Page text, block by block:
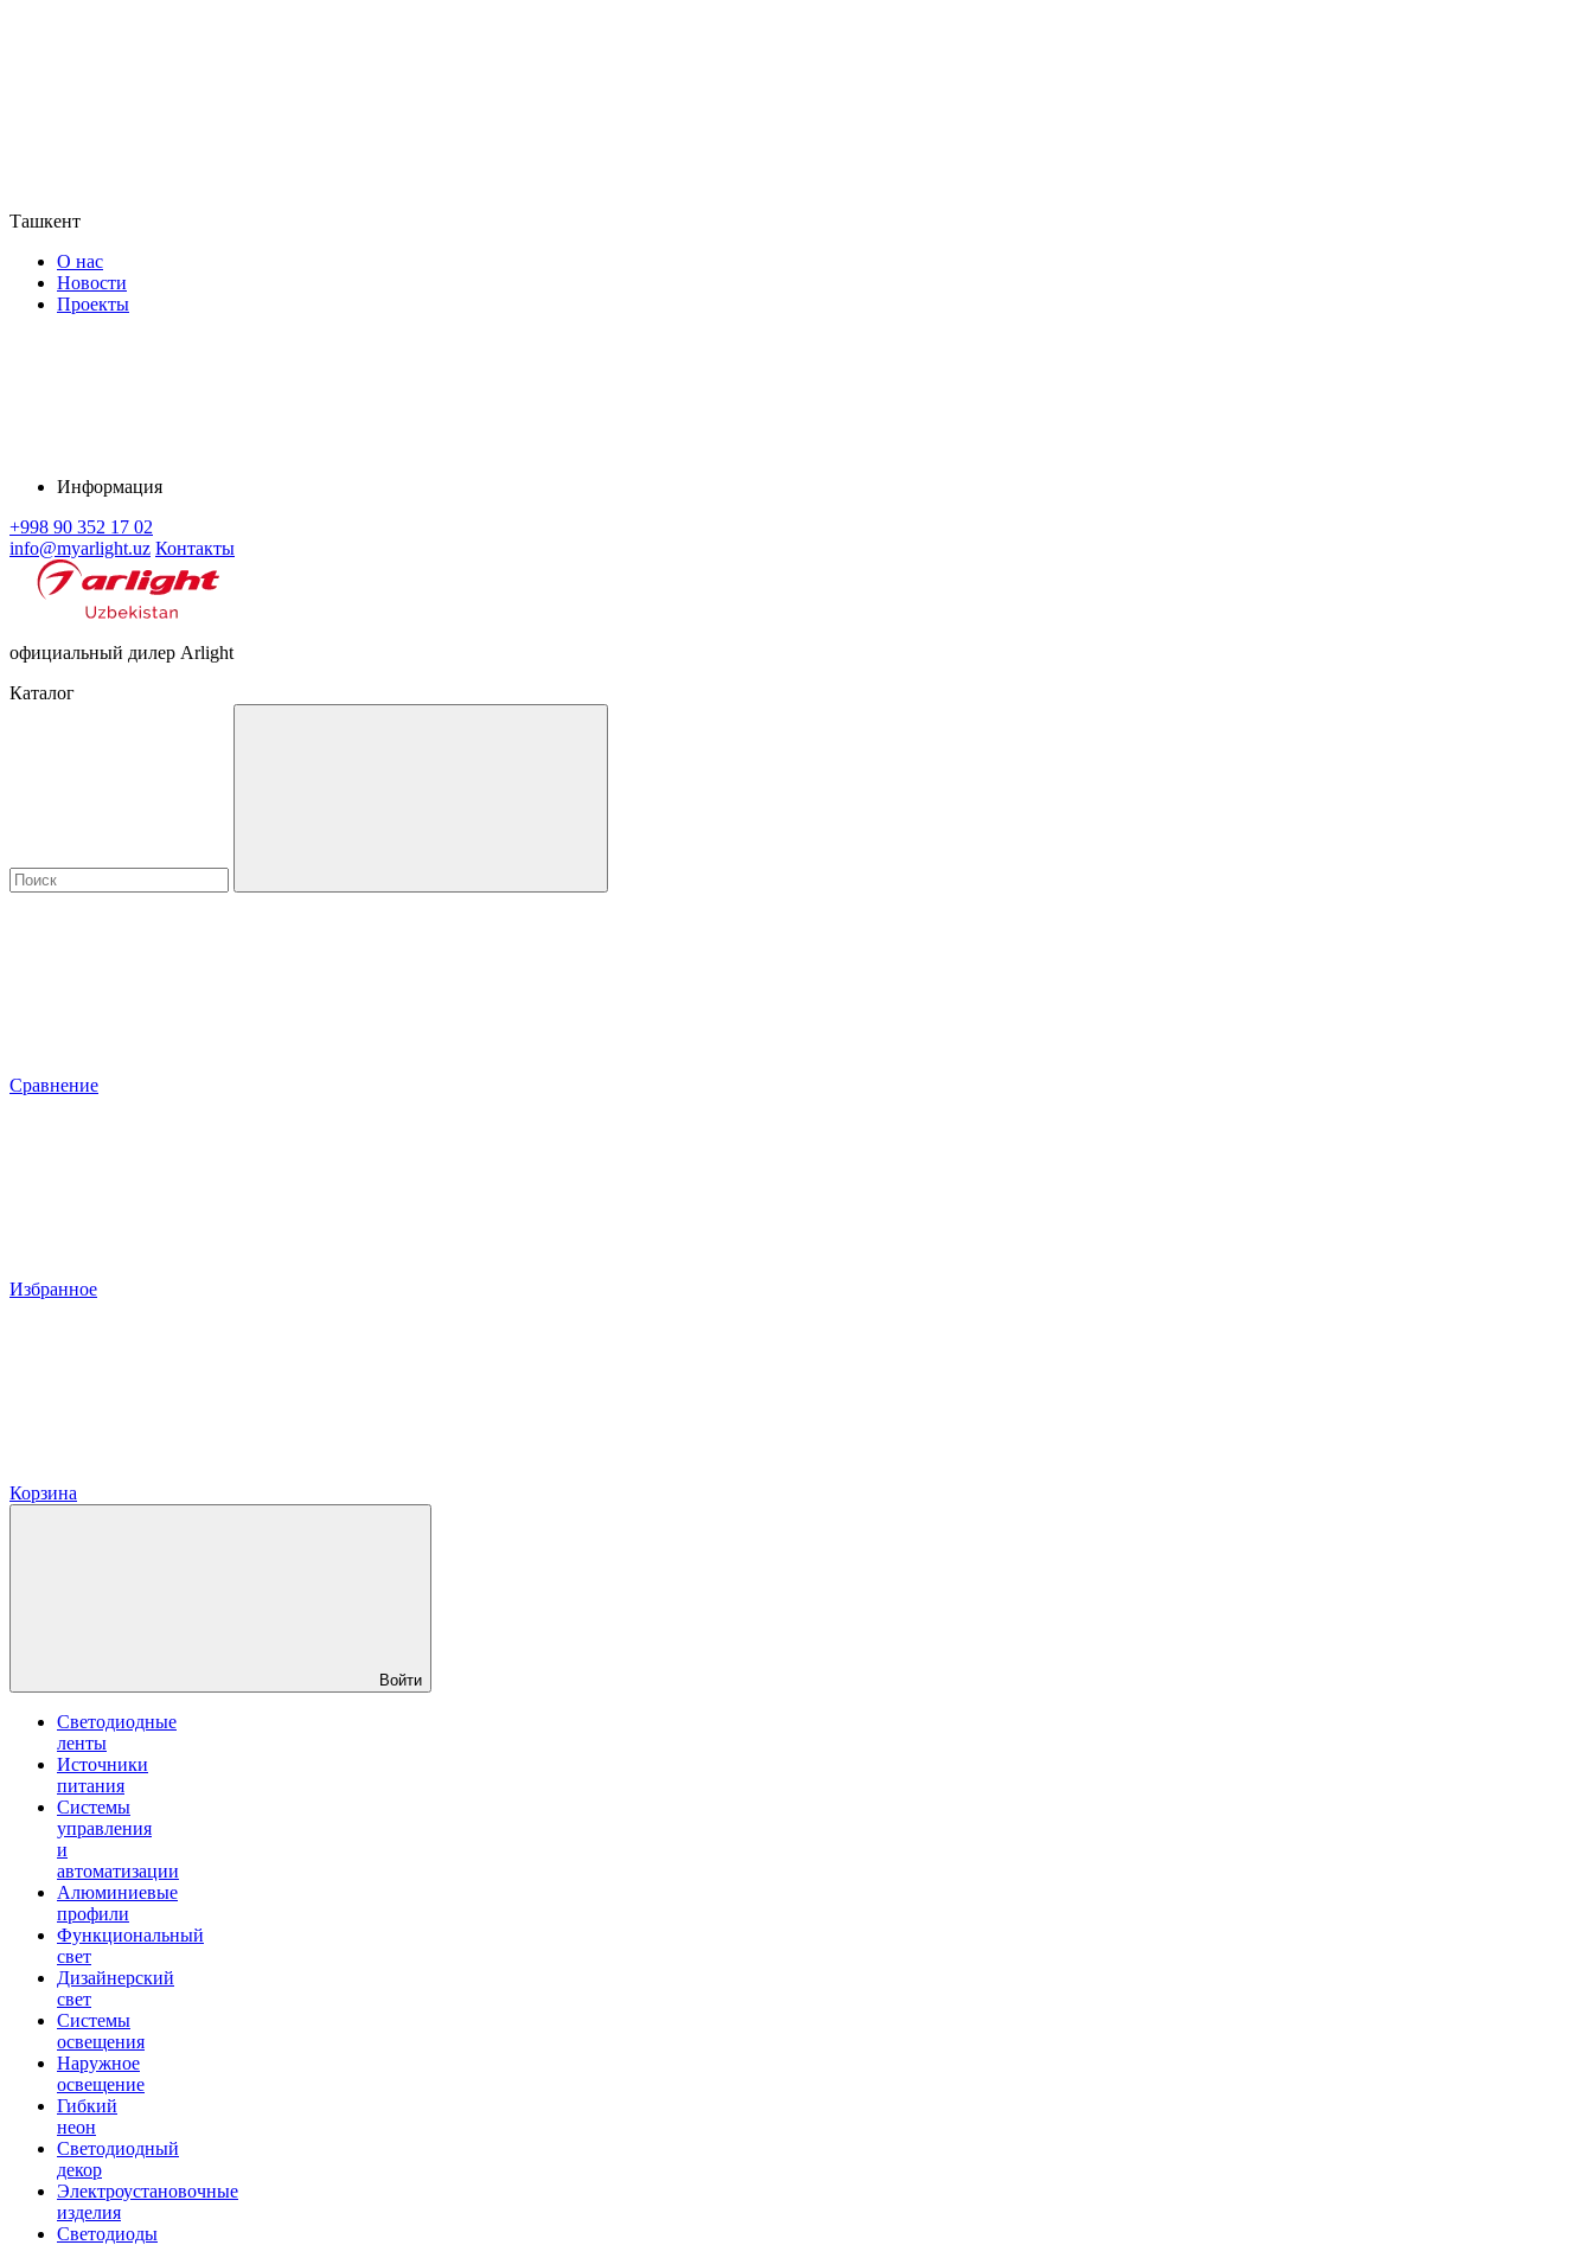
Ташкент
О нас
Новости
Проекты
Информация
+998 90 352 17 02
info@myarlight.uz Контакты
официальный дилер Arlight
Каталог
Сравнение
Избранное
Корзина
Войти
Светодиодные
ленты
Источники
питания
Системы
управления
и
автоматизации
Алюминиевые
профили
Функциональный
свет
Дизайнерский
свет
Системы
освещения
Наружное
освещение
Гибкий
неон
Светодиодный
декор
Электроустановочные
изделия
Светодиоды